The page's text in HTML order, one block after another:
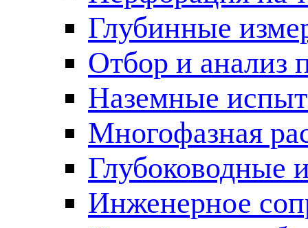
Глубинные
Отбор и анализ
Наземные
Многофазная
Глубоководные
Инженерное